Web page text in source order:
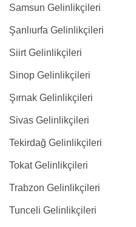
Samsun Gelinlikçileri
Şanlıurfa Gelinlikçileri
Siirt Gelinlikçileri
Sinop Gelinlikçileri
Şırnak Gelinlikçileri
Sivas Gelinlikçileri
Tekirdağ Gelinlikçileri
Tokat Gelinlikçileri
Trabzon Gelinlikçileri
Tunceli Gelinlikçileri